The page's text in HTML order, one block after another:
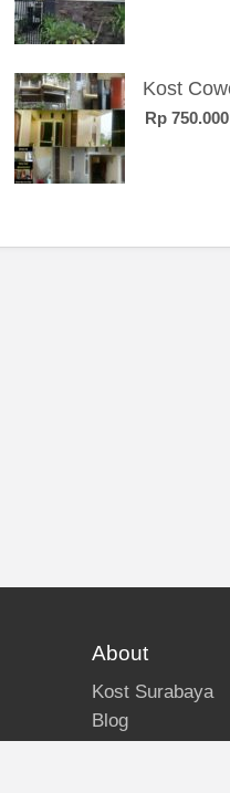
Rp 750.000
About
Kost Surabaya
Blog